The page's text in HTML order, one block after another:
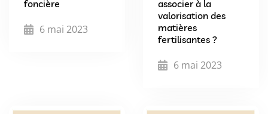
foncière
6 mai 2023
associer à la
valorisation des
matières
fertilisantes ?
6 mai 2023